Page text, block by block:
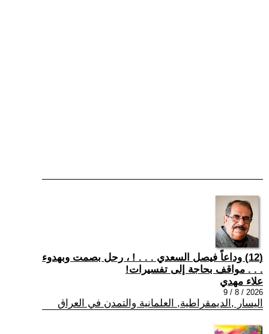
(12) وداعاً فيصل السعدي . . . ! ، رحل بصمت وبهدوء
. . . مواقف بحاجة إلى تفسيرات!
علاء مهدي
2026 / 8 / 9
اليسار ,الديمقراطية, العلمانية والتمدن في العراق